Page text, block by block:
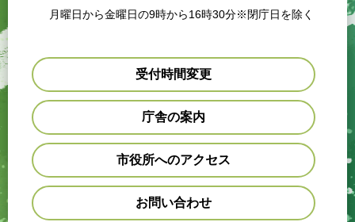
月曜日から金曜日の9時から16時30分※閉庁日を除く
受付時間変更
庁舎の案内
市役所へのアクセス
お問い合わせ